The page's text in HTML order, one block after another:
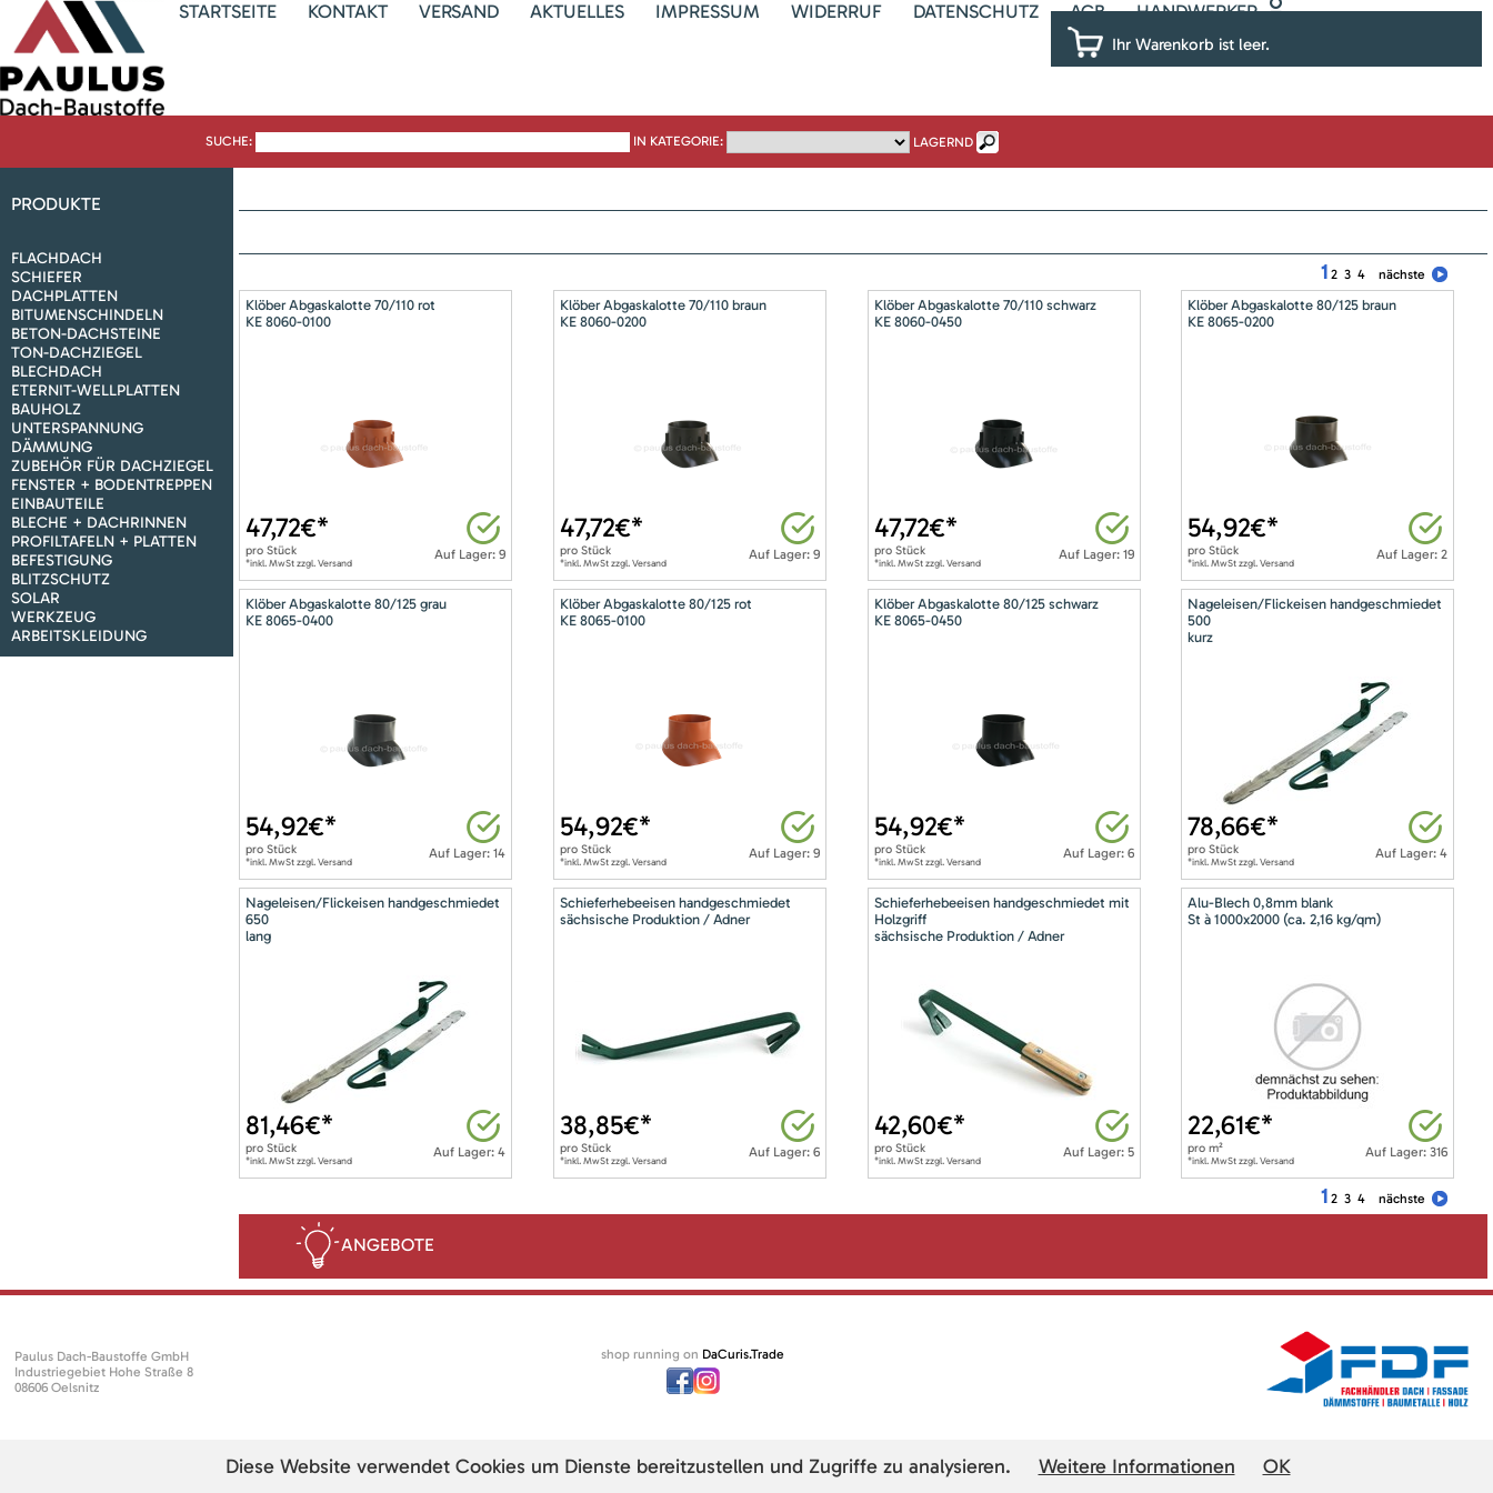
STARTSEITE KONTAKT VERSAND AKTUELLES IMPRESSUM WIDERRUF DATENSCHUTZ AGB HANDWERKER
Ihr Warenkorb ist leer.
SUCHE: IN KATEGORIE: LAGERND
PRODUKTE
FLACHDACH
SCHIEFER
DACHPLATTEN
BITUMENSCHINDELN
BETON-DACHSTEINE
TON-DACHZIEGEL
BLECHDACH
ETERNIT-WELLPLATTEN
BAUHOLZ
UNTERSPANNUNG
DÄMMUNG
ZUBEHÖR FÜR DACHZIEGEL
FENSTER + BODENTREPPEN
EINBAUTEILE
BLECHE + DACHRINNEN
PROFILTAFELN + PLATTEN
BEFESTIGUNG
BLITZSCHUTZ
SOLAR
WERKZEUG
ARBEITSKLEIDUNG
1 2 3 4 nächste
Klöber Abgaskalotte 70/110 rot
KE 8060-0100
Auf Lager: 9
47,72€*
pro Stück
*inkl. MwSt zzgl. Versand
Klöber Abgaskalotte 70/110 braun
KE 8060-0200
Auf Lager: 9
47,72€*
pro Stück
*inkl. MwSt zzgl. Versand
Klöber Abgaskalotte 70/110 schwarz
KE 8060-0450
Auf Lager: 19
47,72€*
pro Stück
*inkl. MwSt zzgl. Versand
Klöber Abgaskalotte 80/125 braun
KE 8065-0200
Auf Lager: 2
54,92€*
proStück
*inkl. MwSt zzgl. Versand
Klöber Abgaskalotte 80/125 grau
KE 8065-0400
Auf Lager: 14
54,92€*
pro Stück
*inkl. MwSt zzgl. Versand
Klöber Abgaskalotte 80/125 rot
KE 8065-0100
Auf Lager: 9
54,92€*
pro Stück
*inkl. MwSt zzgl. Versand
Klöber Abgaskalotte 80/125 schwarz
KE 8065-0450
Auf Lager: 6
54,92€*
pro Stück
*inkl. MwSt zzgl. Versand
Nageleisen/Flickeisen handgeschmiedet
500
kurz
Auf Lager: 4
78,66€*
proStück
*inkl. MwSt zzgl. Versand
Nageleisen/Flickeisen handgeschmiedet
650
lang
Auf Lager: 4
81,46€*
pro Stück
*inkl. MwSt zzgl. Versand
Schieferhebeeisen handgeschmiedet
sächsische Produktion / Adner
Auf Lager: 6
38,85€*
pro Stück
*inkl. MwSt zzgl. Versand
Schieferhebeeisen handgeschmiedet mit
Holzgriff
sächsische Produktion / Adner
Auf Lager: 5
42,60€*
pro Stück
*inkl. MwSt zzgl. Versand
Alu-Blech 0,8mm blank
St à 1000x2000 (ca. 2,16 kg/qm)
Auf Lager: 316
22,61€*
prom²
*inkl. MwSt zzgl. Versand
1 2 3 4 nächste
ANGEBOTE
Paulus Dach-Baustoffe GmbH
Industriegebiet Hohe Straße 8
08606 Oelsnitz
shop running on DaCuris.Trade
Diese Website verwendet Cookies um Dienste bereitzustellen und Zugriffe zu analysieren. Weitere Informationen OK